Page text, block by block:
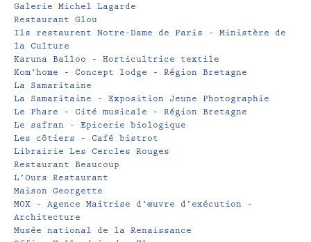
Galerie Michel Lagarde
Restaurant Glou
Ils restaurent Notre-Dame de Paris – Ministère de
la Culture
Karuna Balloo – Horticultrice textile
Kom’home – Concept lodge – Région Bretagne
La Samaritaine
La Samaritaine – Exposition Jeune Photographie
Le Phare – Cité musicale – Région Bretagne
Le safran – Epicerie biologique
Les côtiers – Café bistrot
Librairie Les Cercles Rouges
Restaurant Beaucoup
L’Ours Restaurant
Maison Georgette
MOX – Agence Maitrise d’œuvre d’exécution –
Architecture
Musée national de la Renaissance